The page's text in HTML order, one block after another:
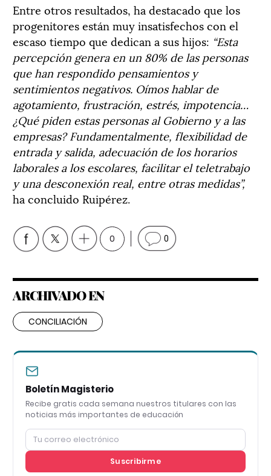
Entre otros resultados, ha destacado que los
progenitores están muy insatisfechos con el
escaso tiempo que dedican a sus hijos: “Esta
percepción genera en un 80% de las personas
que han respondido pensamientos y
sentimientos negativos. Oímos hablar de
agotamiento, frustración, estrés, impotencia…
¿Qué piden estas personas al Gobierno y a las
empresas? Fundamentalmente, flexibilidad de
entrada y salida, adecuación de los horarios
laborales a los escolares, facilitar el teletrabajo
y una desconexión real, entre otras medidas”,
ha concluido Ruipérez.
0 0
ARCHIVADO EN
CONCILIACIÓN
Boletín Magisterio
Recibe gratis cada semana nuestros titulares con las
noticias más importantes de educación
Suscribirme